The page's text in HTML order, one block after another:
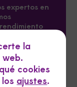
expertos en
la
cookies
ajustes.